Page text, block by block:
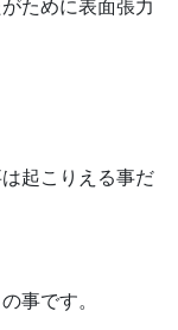
ために表面張力
起こりえる事だ
事です。